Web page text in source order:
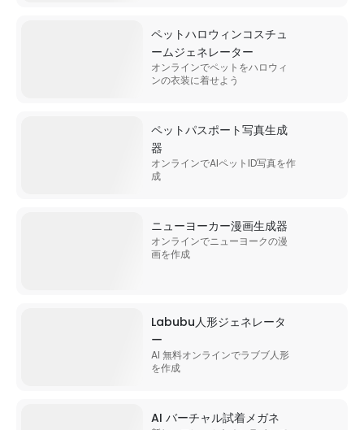
ペットハロウィンコスチュ
ームジェネレーター
オンラインでペットをハロウィ
ンの衣装に着せよう
ペットパスポート写真生成
器
オンラインでAIペットID写真を作
成
ニューヨーカー漫画生成器
オンラインでニューヨークの漫
画を作成
Labubu人形ジェネレータ
ー
AI 無料オンラインでラブブ人形
を作成
AI バーチャル試着メガネ